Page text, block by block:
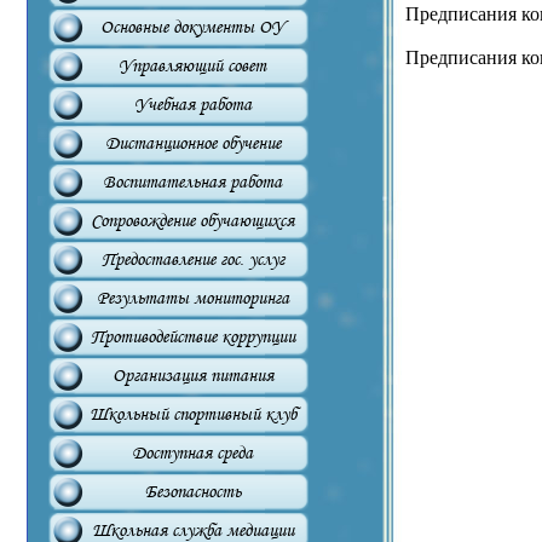
Основные документы ОУ
Управляющий совет
Учебная работа
Дистанционное обучение
Воспитательная работа
Сопровождение обучающихся
Предоставление гос. услуг
Результаты мониторинга
Противодействие коррупции
Организация питания
Школьный спортивный клуб
Доступная среда
Безопасность
Школьная служба медиации
Предписания
Предписания